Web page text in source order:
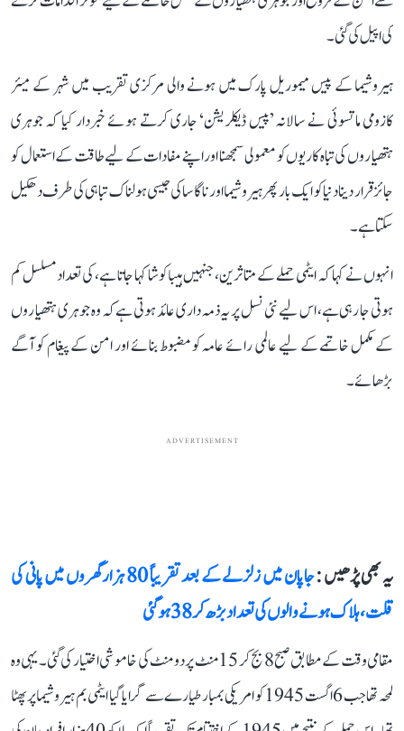
کی اپیل کی گئی۔
ہیروشیما کے پیس میموریل پارک میں ہونے والی مرکزی تقریب میں شہر کے میئر
کازومی ماتسوئی نے سالانہ ’پیس ڈیکلریشن‘ جاری کرتے ہوئے خبردار کیا کہ جوہری
ہتھیاروں کی تباہ کاریوں کو معمولی سمجھنا اور اپنے مفادات کے لیے طاقت کے استعمال کو
جائز قرار دینا دنیا کو ایک بار پھر ہیروشیما اور ناگاساکی جیسی ہولناک تباہی کی طرف دھکیل
سکتا ہے۔
انہوں نے کہا کہ ایٹمی حملے کے متاثرین، جنہیں ہیباکوشا کہا جاتا ہے، کی تعداد مسلسل کم
ہوتی جا رہی ہے، اس لیے نئی نسل پر یہ ذمہ داری عائد ہوتی ہے کہ وہ جوہری ہتھیاروں
کے مکمل خاتمے کے لیے عالمی رائے عامہ کو مضبوط بنائے اور امن کے پیغام کو آگے
بڑھائے۔
ADVERTISEMENT
یہ بھی پڑھیں :
جاپان میں زلزلے کے بعد تقریباً 80 ہزار گھروں میں پانی کی
قلت، ہلاک ہونے والوں کی تعداد بڑھ کر 38 ہو گئی
مقامی وقت کے مطابق صبح 8 بج کر 15 منٹ پر دو منٹ کی خاموشی اختیار کی گئی۔ یہی وہ
لمحہ تھا جب 6 اگست 1945 کو امریکی بمبار طیارے سے گرایا گیا ایٹمی بم ہیروشیما پر پھٹا